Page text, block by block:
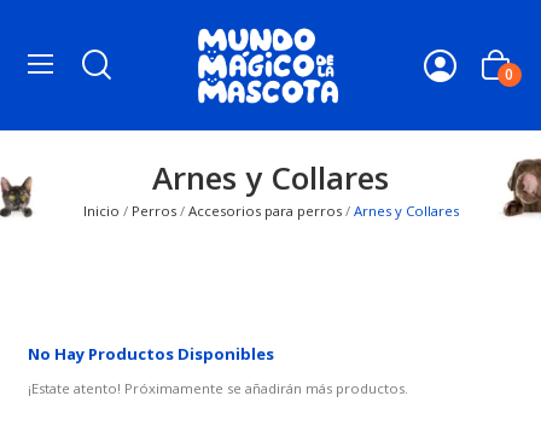
0
Arnes y Collares
Inicio Perros Accesorios para perros Arnes y Collares
No Hay Productos Disponibles
¡Estate atento! Próximamente se añadirán más productos.